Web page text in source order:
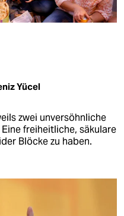
Yücel
zwei unversöhnliche
freiheitliche, säkulare
Blöcke zu haben.